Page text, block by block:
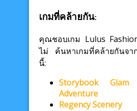
เกมที่คล้ายกัน:
คุณชอบเกม Lulus
ไม่ ค้นหาเกมที่คล้ายกันจา
นี้:
Storybook
Adventure
Regency Scenery